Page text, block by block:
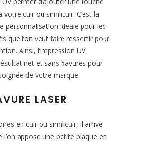
UV permet d’ajouter une touche
votre cuir ou similicuir. C’est la
personnalisation idéale pour les
que l’on veut faire ressortir pour
Ainsi, l’impression UV
net et sans bavures pour
de votre marque.
LASER
en cuir ou similicuir, il arrive
l’on appose une petite plaque en